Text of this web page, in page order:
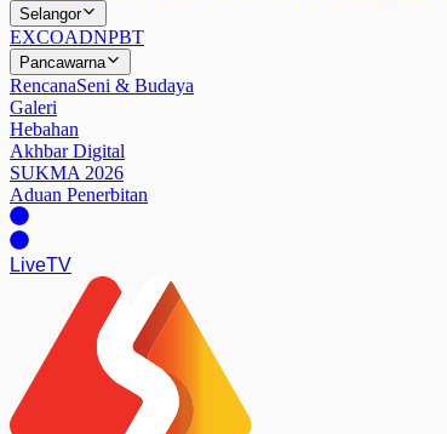
Selangor
EXCOADNPBT
Pancawarna
RencanaSeni & Budaya
Galeri
Hebahan
Akhbar Digital
SUKMA 2026
Aduan Penerbitan
LiveTV